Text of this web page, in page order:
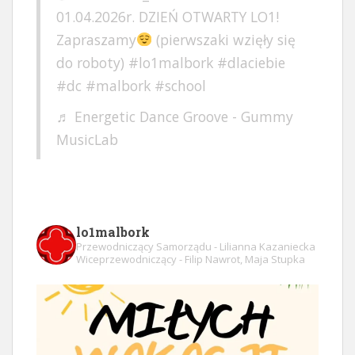
01.04.2026r. DZIEŃ OTWARTY LO1!
Zapraszamy
(pierwszaki wzięły się
do roboty) #lo1malbork #dlaciebie
#dc #malbork #school
♬ Energetic Dance Groove - Gummy
MusicLab
lo1malbork
Przewodniczący Samorządu - Lilianna Kazaniecka
Wiceprzewodniczący - Filip Nawrot, Maja Stupka